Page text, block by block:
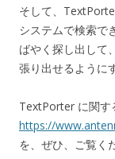
そして、
システムで検索で
ばやく探し出して
張り出せるように
TextPorter に関す
https://
を、ぜひ、ご覧く